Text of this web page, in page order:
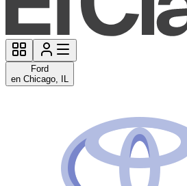
Ford
en Chicago, IL